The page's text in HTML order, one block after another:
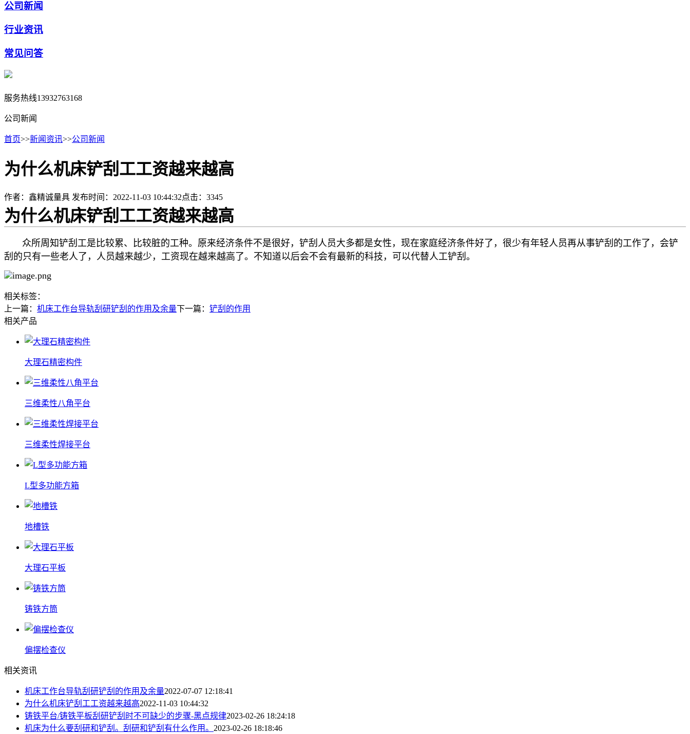
公司新闻
行业资讯
常见问答
服务热线13932763168
公司新闻
首页>>新闻资讯>>公司新闻
为什么机床铲刮工工资越来越高
作者：鑫精诚量具 发布时间：2022-11-03 10:44:32点击：3345
为什么机床铲刮工工资越来越高
众所周知铲刮工是比较累、比较脏的工种。原来经济条件不是很好，铲刮人员大多都是女性，现在家庭经济条件好了，很少有年轻人员再从事铲刮的工作了，会铲
刮的只有一些老人了，人员越来越少，工资现在越来越高了。不知道以后会不会有最新的科技，可以代替人工铲刮。
相关标签：
上一篇： 机床工作台导轨刮研铲刮的作用及余量下一篇： 铲刮的作用
相关产品
大理石精密构件
三维柔性八角平台
地槽铁
大理石平板
铸铁方筒
偏摆检查仪
相关资讯
机床工作台导轨刮研铲刮的作用及余量
铸铁平台/铸铁平板刮研铲刮时不可缺少的步骤-黑点规律2023-02-26 18:24:18
机床为什么要刮研和铲刮。刮研和铲刮有什么作用。
刮研和铲刮是什么2023-02-26 18:11:01
刮研铸铁平台的步骤2023-02-26 18:09:22